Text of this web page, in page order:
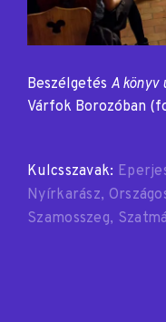
Beszélgetés A könyv
Várfok Borozóban
Kulcsszavak:
Nyírkarász
Szamosszeg